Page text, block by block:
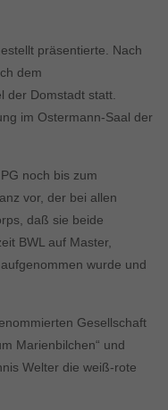
präsentierte. Nach
dem
der Domstadt statt.
im Ostermann-Saal der
noch bis zum
vor, der bei allen
daß sie beide
BWL auf Master,
wurde und
Gesellschaft
Marienbilchen“ und
Welter die weiß-rote